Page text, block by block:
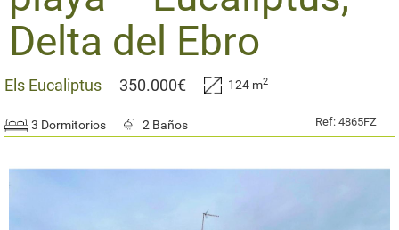
Delta del Ebro
Els Eucaliptus 350.000€ 124 m2
3 Dormitorios 2 Baños Ref: 4865FZ